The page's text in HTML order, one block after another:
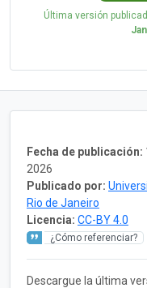
Última versión
Fecha de publicación:
2026
Publicado por:
Rio de Janeiro
Licencia: CC-BY 4.0
¿Cómo referenciar?
Descargue la última